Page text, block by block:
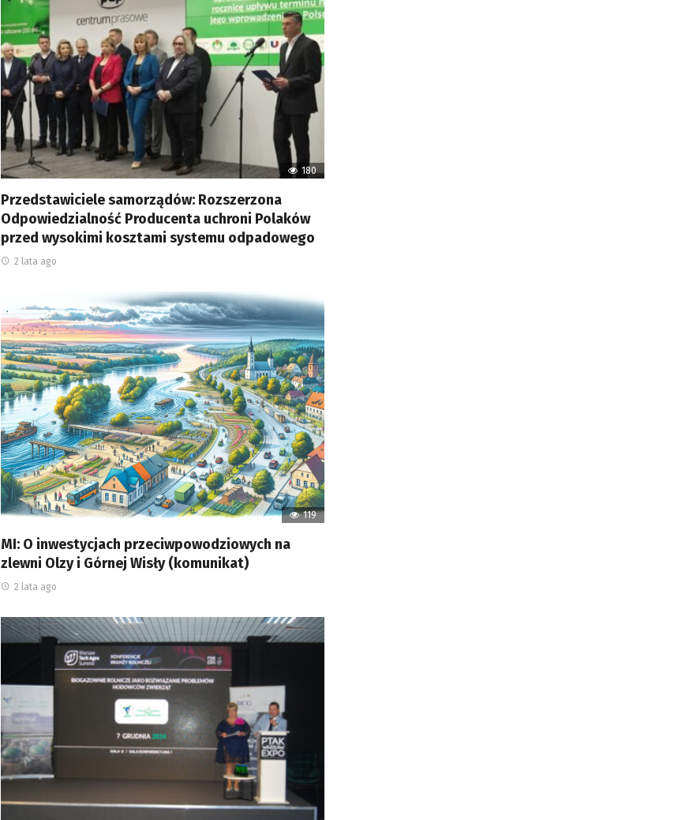
180
Przedstawiciele samorządów: Rozszerzona
Odpowiedzialność Producenta uchroni Polaków
przed wysokimi kosztami systemu odpadowego
2 lata ago
119
MI: O inwestycjach przeciwpowodziowych na
zlewni Olzy i Górnej Wisły (komunikat)
2 lata ago